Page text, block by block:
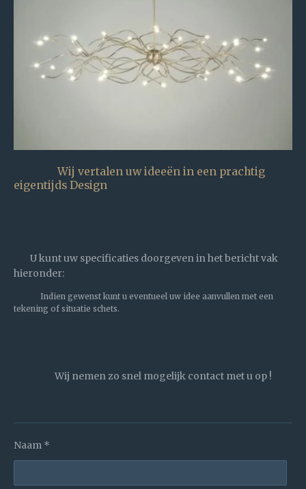
Wij vertalen uw ideeën in een prachtig
eigentijds Design
U kunt uw specificaties doorgeven in het bericht vak
hieronder:
Indien gewenst kunt u eventueel uw idee aanvullen met een
tekening of situatie schets.
Wij nemen zo snel mogelijk contact met u op !
Naam *